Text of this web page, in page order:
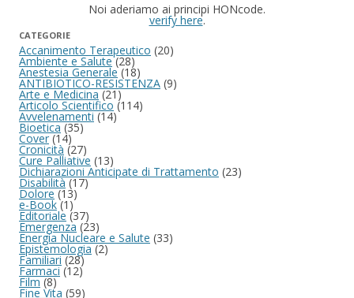
Noi aderiamo ai principi HONcode.
verify here.
CATEGORIE
Accanimento Terapeutico (20)
Ambiente e Salute(28)
Anestesia Generale(18)
ANTIBIOTICO-RESISTENZA (9)
Arte e Medicina(21)
Articolo Scientifico (114)
Avvelenamenti(14)
Bioetica(35)
Cover(14)
Cronicità (27)
Cure Palliative (13)
Dichiarazioni Anticipate di Trattamento (23)
Disabilità(17)
Dolore(13)
e-Book(1)
Editoriale (37)
Emergenza (23)
Energia Nucleare e Salute (33)
Epistemologia(2)
Familiari(28)
Farmaci(12)
Film(8)
Fine Vita (59)